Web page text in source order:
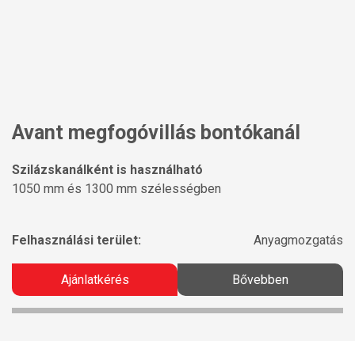
Avant megfogóvillás bontókanál
Szilázskanálként is használható
1050 mm és 1300 mm szélességben
Felhasználási terület: Anyagmozgatás
Ajánlatkérés Bővebben